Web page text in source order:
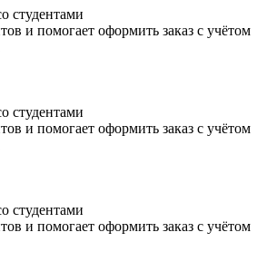
студентами
и помогает оформить заказ с учётом
студентами
и помогает оформить заказ с учётом
студентами
и помогает оформить заказ с учётом